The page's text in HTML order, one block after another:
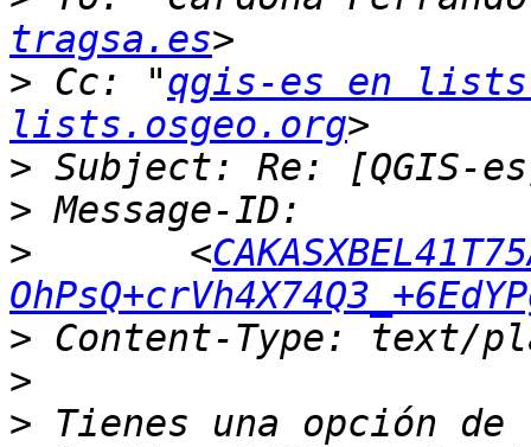
tragsa.es
> Cc: "qgis-es en
lists.osgeo.org
>
>
>
<
>
>
> Tienes una opción